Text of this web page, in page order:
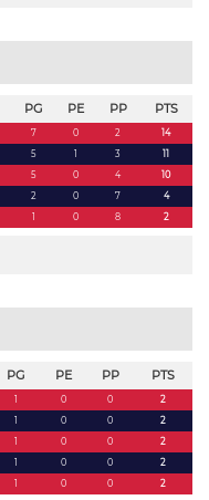
PG PE PP PTS
7 0 2
14
5 1 3
11
5 0 4
10
2 0 7
4
1 0 8 2
PG PE PP PTS
1 0 0
2
1 0 0
2
1 0 0
2
1 0 0
2
1 0 0 2